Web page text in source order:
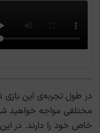
در طول تجربه‌ی این
مختلفی مواجه خواهید
خاص خود را دارند. در